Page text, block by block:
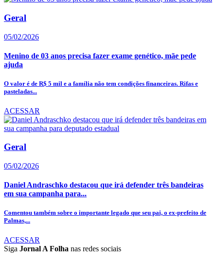
Geral
05/02/2026
Menino de 03 anos precisa fazer exame genético, mãe pede
ajuda
O valor é de R$ 5 mil e a família não tem condições financeiras. Rifas e
pasteladas...
ACESSAR
Geral
05/02/2026
Daniel Andraschko destacou que irá defender três bandeiras
em sua campanha para...
Comentou também sobre o importante legado que seu pai, o ex-prefeito de
Palmas,...
ACESSAR
Siga Jornal A Folha nas redes sociais